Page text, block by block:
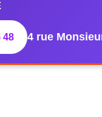
48 4 rue